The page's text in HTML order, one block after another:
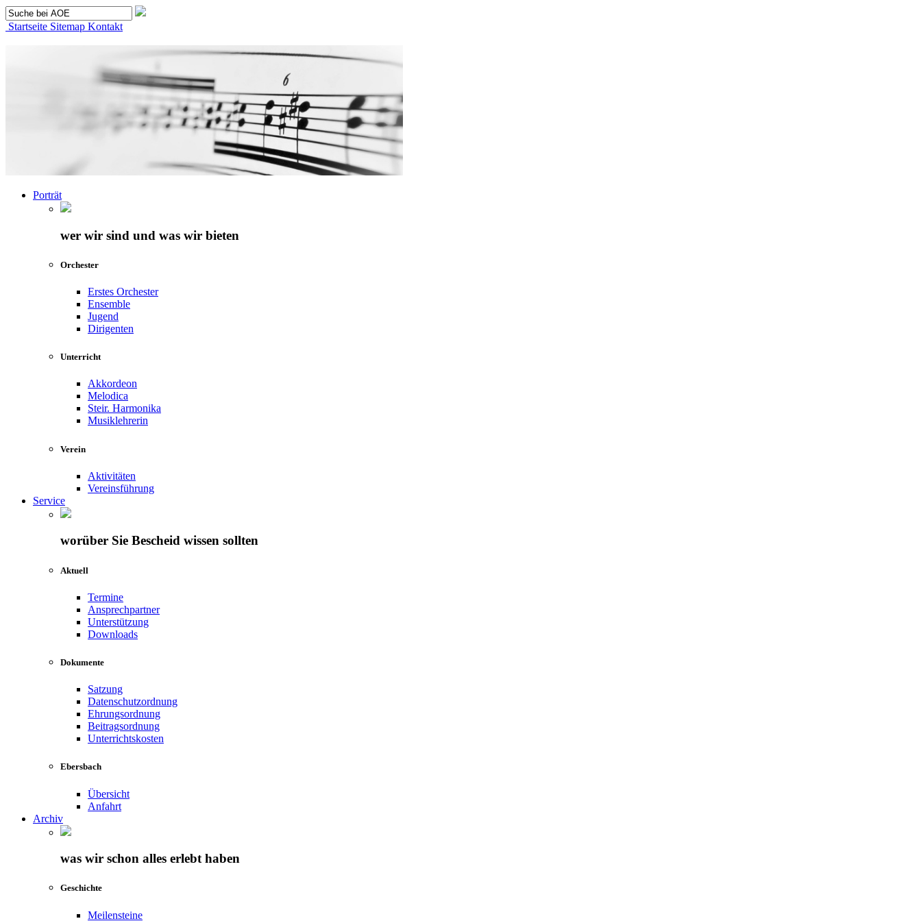
Startseite Sitemap Kontakt
Porträt
wer wir sind und was wir bieten
Orchester
Erstes Orchester
Ensemble
Jugend
Dirigenten
Unterricht
Akkordeon
Melodica
Steir. Harmonika
Musiklehrerin
Verein
Aktivitäten
Vereinsführung
Service
worüber Sie Bescheid wissen sollten
Aktuell
Termine
Ansprechpartner
Unterstützung
Downloads
Dokumente
Satzung
Datenschutzordnung
Ehrungsordnung
Beitragsordnung
Unterrichtskosten
Ebersbach
Übersicht
Anfahrt
Archiv
was wir schon alles erlebt haben
Geschichte
Meilensteine